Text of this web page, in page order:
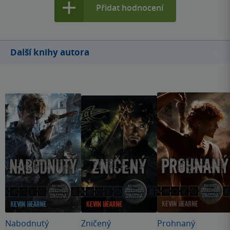
Přidat hodnocení
Další knihy autora
Nabodnutý Zničený Prohnaný